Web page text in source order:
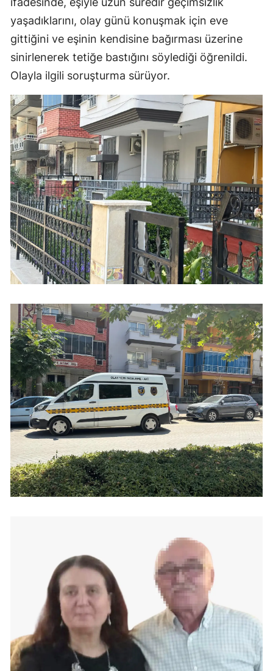
yaşadıklarını, olay günü konuşmak için eve
gittiğini ve eşinin kendisine bağırması üzerine
sinirlenerek tetiğe bastığını söylediği öğrenildi.
Olayla ilgili soruşturma sürüyor.